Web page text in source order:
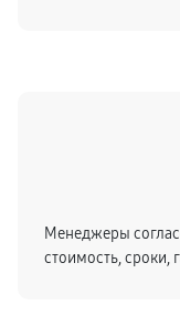
Менеджеры
стоимость, сроки,